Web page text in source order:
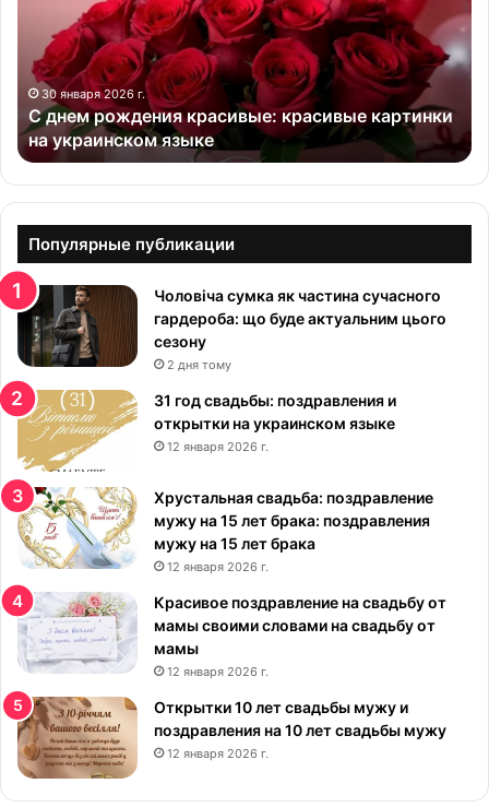
ж
е
н
и
я
а
с
ы
е
:
р
а
с
и
е
к
а
р
т
и
н
к
и
30 января 2026 г.
С днем рождения красивые: красивые картинки
на украинском языке
Популярные публикации
Чоловіча сумка як частина сучасного
гардероба: що буде актуальним цього
сезону
2 дня тому
31 год свадьбы: поздравления и
открытки на украинском языке
12 января 2026 г.
Хрустальная свадьба: поздравление
мужу на 15 лет брака: поздравления
мужу на 15 лет брака
12 января 2026 г.
Красивое поздравление на свадьбу от
мамы своими словами на свадьбу от
мамы
12 января 2026 г.
Открытки 10 лет свадьбы мужу и
поздравления на 10 лет свадьбы мужу
12 января 2026 г.